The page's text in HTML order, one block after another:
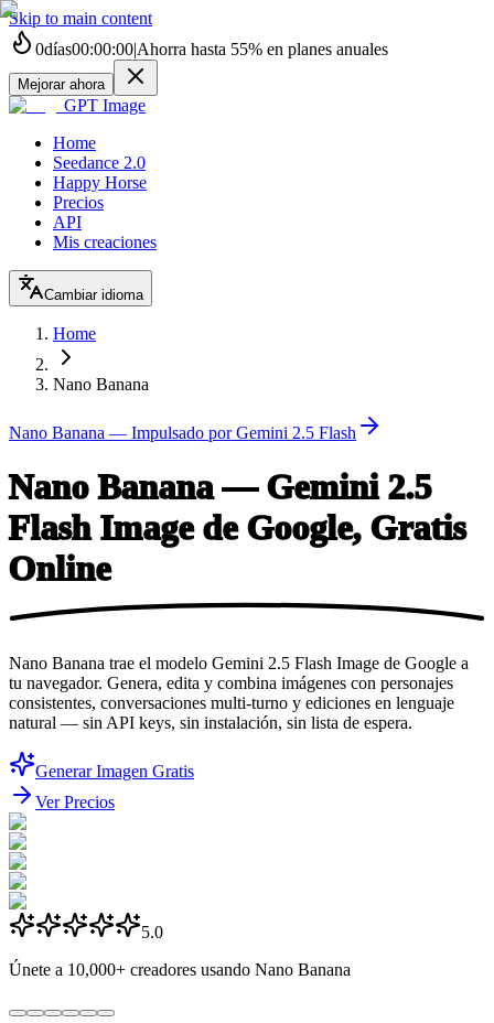
Skip to main content
0días00:00:00|Ahorra hasta 55% en planes anuales
Mejorar ahora
GPT Image
Home
Seedance 2.0
Happy Horse
Precios
API
Mis creaciones
Cambiar idioma
Home
Nano Banana
Nano Banana — Impulsado por Gemini 2.5 Flash
Nano Banana — Gemini 2.5
Flash Image de Google, Gratis
Online
Nano Banana trae el modelo Gemini 2.5 Flash Image de Google a
tu navegador. Genera, edita y combina imágenes con personajes
consistentes, conversaciones multi-turno y ediciones en lenguaje
natural — sin API keys, sin instalación, sin lista de espera.
Generar Imagen Gratis
Ver Precios
5.0
Únete a 10,000+ creadores usando Nano Banana